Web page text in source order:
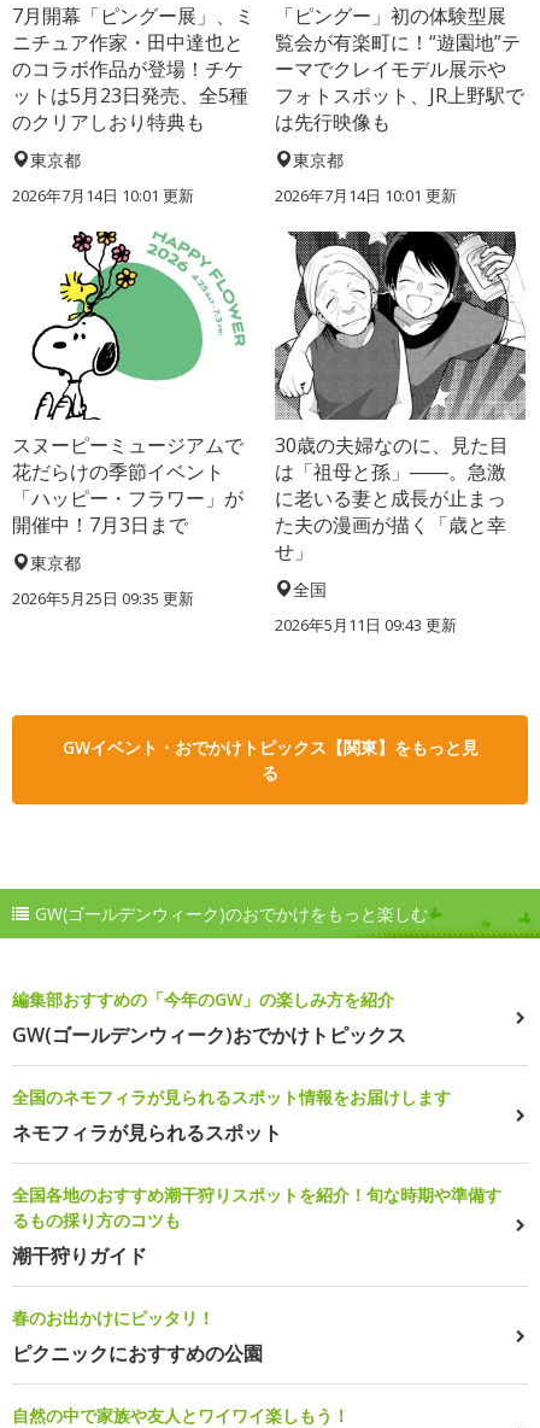
7月開幕「ピングー展」、ミ
ニチュア作家・田中達也と
のコラボ作品が登場！チケ
ットは5月23日発売、全5種
のクリアしおり特典も
東京都
2026年7月14日 10:01 更新
「ピングー」初の体験型展
覧会が有楽町に！“遊園地”テ
ーマでクレイモデル展示や
フォトスポット、JR上野駅で
は先行映像も
東京都
2026年7月14日 10:01 更新
スヌーピーミュージアムで
花だらけの季節イベント
「ハッピー・フラワー」が
開催中！7月3日まで
東京都
2026年5月25日 09:35 更新
30歳の夫婦なのに、見た目
は「祖母と孫」――。急激
に老いる妻と成長が止まっ
た夫の漫画が描く「歳と幸
せ」
全国
2026年5月11日 09:43 更新
GWイベント・おでかけトピックス【関東】をもっと見
る
GW(ゴールデンウィーク)のおでかけをもっと楽しむ
編集部おすすめの「今年のGW」の楽しみ方を紹介
GW(ゴールデンウィーク)おでかけトピックス
全国のネモフィラが見られるスポット情報をお届けします
ネモフィラが見られるスポット
全国各地のおすすめ潮干狩りスポットを紹介！旬な時期や準備す
るもの採り方のコツも
潮干狩りガイド
春のお出かけにピッタリ！
ピクニックにおすすめの公園
自然の中で家族や友人とワイワイ楽しもう！